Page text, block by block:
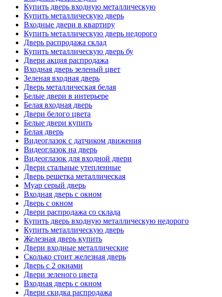
Купить дверь входную металлическую
Купить металлическую дверь
Входные двери в квартиру
Купить металлическую дверь недорого
Дверь распродажа склад
Купить металлическую дверь бу
Двери акция распродажа
Входная дверь зеленый цвет
Зеленая входная дверь
Дверь металлическая белая
Белые двери в интерьере
Белая входная дверь
Двери белого цвета
Белые двери купить
Белая дверь
Видеоглазок с датчиком движения
Видеоглазок на дверь
Видеоглазок для входной двери
Двери стальные утепленные
Дверь решетка металлическая
Муар серый дверь
Входная дверь с окном
Дверь с окном
Двери распродажа со склада
Купить дверь входную металлическую недорого
Купить металлическую дверь
Железная дверь купить
Двери входные металлические
Сколько стоит железная дверь
Дверь с 2 окнами
Двери зеленого цвета
Входная дверь с окном
Двери скидка распродажа